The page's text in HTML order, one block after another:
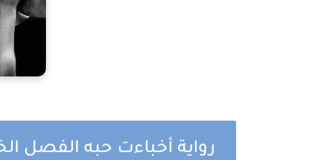
رواية أخباءت حبه الفصل